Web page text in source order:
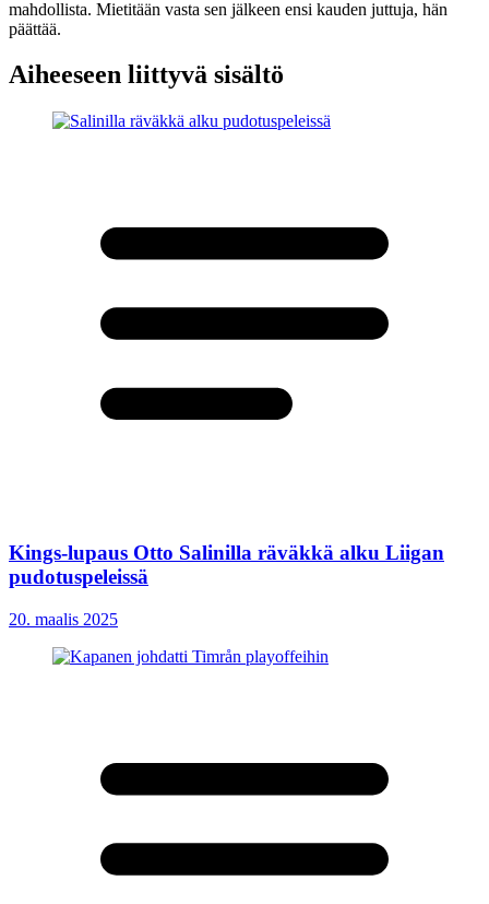
mahdollista. Mietitään vasta sen jälkeen ensi kauden juttuja, hän
päättää.
Aiheeseen liittyvä sisältö
Kings-lupaus Otto Salinilla räväkkä alku Liigan
pudotuspeleissä
20. maalis 2025